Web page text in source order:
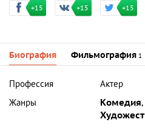
+15 +15 +15
Биография Фильмография 1
Профессия
Актер
Жанры
Комедия,